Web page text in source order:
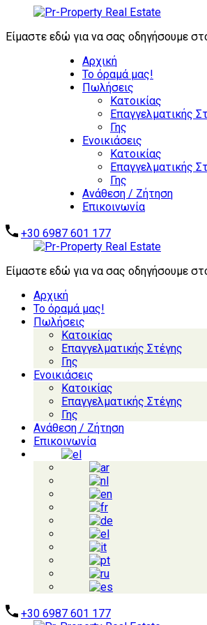
Είμαστε εδώ για να σας οδηγήσουμε
Αρχική
Το όραμά μας!
Πωλήσεις
Κατοικίας
Επαγγελματικής
Γης
Ενοικιάσεις
Κατοικίας
Επαγγελματικής
Γης
Ανάθεση / Ζήτηση
Επικοινωνία
+30 6987 601 177
Είμαστε εδώ για να σας οδηγήσουμε
Αρχική
Το όραμά μας!
Πωλήσεις
Κατοικίας
Επαγγελματικής Στέγης
Γης
Ενοικιάσεις
Κατοικίας
Επαγγελματικής Στέγης
Γης
Ανάθεση / Ζήτηση
Επικοινωνία
+30 6987 601 177
ΖΗΤΟΥΝΤΑΙ ΑΜΕΣΑ: